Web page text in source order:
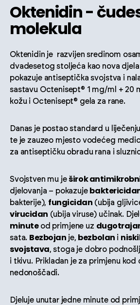
Oktenidin -
molekula
Oktenidin je razvijen sredinom
dvadesetog stoljeća kao nova
pokazuje antiseptička svojstva i
sastavu Octenisept® 1 mg/ml + 20
kožu i Octenisept® gela za rane.
Danas je postao standard u
te je zauzeo mjesto vodećeg
za antiseptičku obradu rana i
Svojstven mu ješirok
djelovanja – pokazuje
bakterije), fungicidan (ubija
virucidan (ubija viruse) učinak.
minuteod primjene uz
sata. Bezbojan je, bezbolan i
svojstava, stoga je dobro
i tkivu. Prikladan je za primjenu
nedonoščadi.
Djeluje unutar jedne minute od